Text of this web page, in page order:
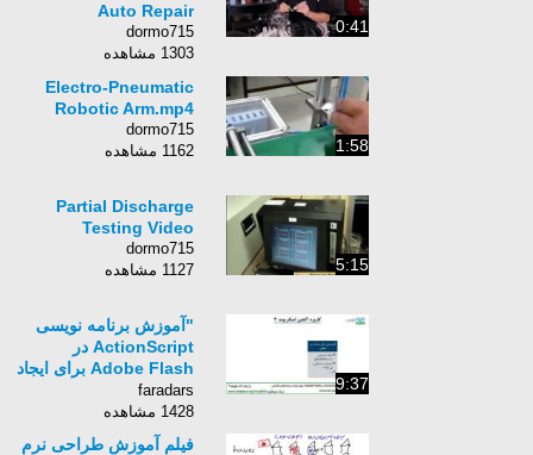
0:41
Auto Repair
dormo715
1303 مشاهده
1:58
Electro-Pneumatic
Robotic Arm.mp4
dormo715
1162 مشاهده
5:15
Partial Discharge
Testing Video
dormo715
1127 مشاهده
9:37
"​آموزش برنامه نویسی
ActionScript در
Adobe Flash‎ برای ایجاد
برنامه‌های تعاملی
مقدمه‌"
faradars
1428 مشاهده
فیلم آموزش طراحی نرم